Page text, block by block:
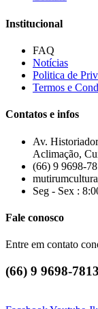
Institucional
FAQ
Notícias
Politica de
Termos e
Contatos e infos
Av.
Aclimação,
(66) 9 9698-
Seg - Sex :
Fale conosco
Entre em contato
(66) 9 9698-7813